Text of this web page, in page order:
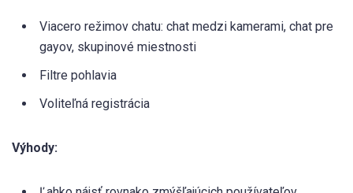
Viacero režimov chatu: chat medzi kamerami, chat pre
gayov, skupinové miestnosti
Filtre pohlavia
Voliteľná registrácia
Výhody: